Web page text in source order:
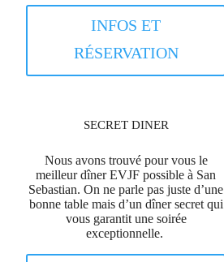
INFOS ET
RÉSERVATION
SECRET DINER
Nous avons trouvé pour vous le
meilleur dîner EVJF possible à San
Sebastian. On ne parle pas juste d’une
bonne table mais d’un dîner secret qui
vous garantit une soirée
exceptionnelle.